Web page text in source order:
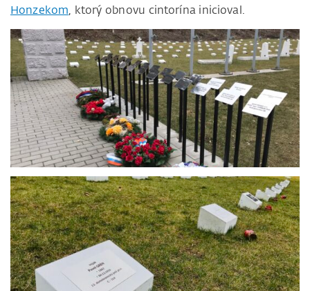
Honzekom, ktorý obnovu cintorína inicioval.